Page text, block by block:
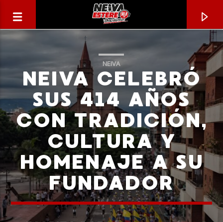
CANCIÓN ACTUAL
TÍTULO
ARTISTA
NEIVA
NEIVA CELEBRÓ
SUS 414 AÑOS
CON TRADICIÓN,
CULTURA Y
HOMENAJE A SU
FUNDADOR